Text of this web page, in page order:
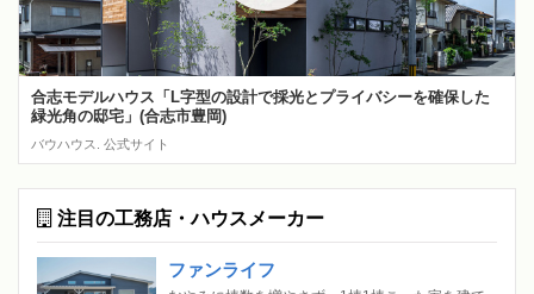
合志モデルハウス「L字型の設計で採光とプライバシーを確保した
緑光角の邸宅」(合志市豊岡)
バウハウス. 公式サイト
注目の工務店・ハウスメーカー
ファンライフ